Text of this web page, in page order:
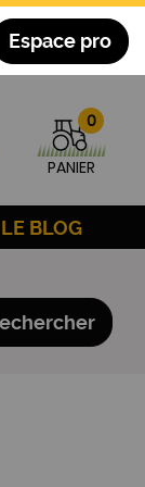
Espace pro
0
PANIER
LE BLOG